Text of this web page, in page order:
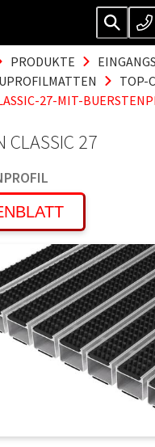
PRODUKTE
TOP-
27-MIT-
CLASSIC 27